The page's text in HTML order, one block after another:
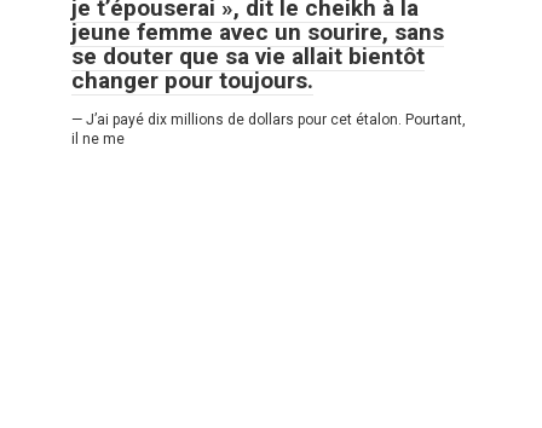
je t’épouserai », dit le cheikh à la
jeune femme avec un sourire, sans
se douter que sa vie allait bientôt
changer pour toujours.
— J’ai payé dix millions de dollars pour cet étalon. Pourtant,
il ne me